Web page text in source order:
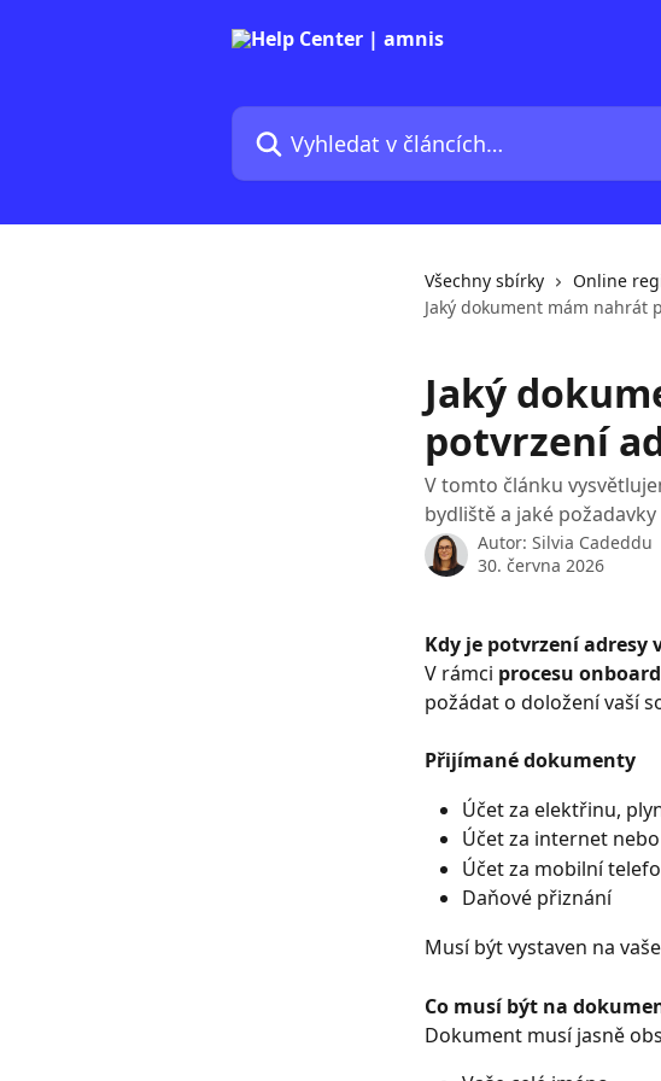
Vyhledat v článcích…
Všechny sbírky
Online
Jaký dokument mám nahrát
Jaký
potvrzení
V tomto článku
bydliště a jaké
Autor: Silvia Cadeddu
30. června 2026
Kdy je potvrzení adresy
V rámci procesu
požádat o doložení vaší
Přijímané dokumenty
Účet za elektřinu,
Účet za internet
Účet za mobilní
Daňové přiznání
Musí být vystaven na
Co musí být na
Dokument musí jasně